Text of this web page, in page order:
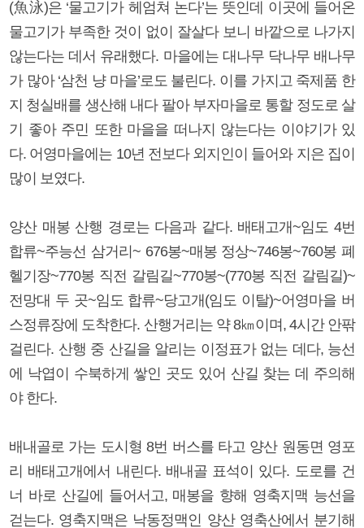
(魚泳)은 ‘물고기가 헤엄쳐 논다’는 뜻인데 이곳에 들어온
물고기가 부족한 것이 없이 잘살다 보니 바깥으로 나가지
않는다는 데서 유래했다. 마을에는 대나무 닥나무 배나무
가 많아 ‘삼천 냥 마을’로도 불린다. 이를 가지고 죽제품 한
지 청실배를 생산해 내다 팔아 부자마을로 통할 정도로 살
기 좋아 주민 또한 마을을 떠나지 않는다는 이야기가 있
다. 어영마을에는 10년 전보다 외지인이 들어와 지은 집이
많이 보였다.
양산 매봉 산행 경로는 다음과 같다. 배태고개~임도 4번
합류~주능선 삼거리~ 676봉~매봉 정상~746봉~760봉 폐
헬기장~770봉 직전 갈림길~770봉~(770봉 직전 갈림길)~
전망대 두 곳~임도 합류~당고개(임도 이탈)~어영마을 버
스정류장에 도착한다. 산행거리는 약 8㎞이며, 4시간 안팎
걸린다. 산행 중 산길을 알리는 이정표가 없는 데다, 능선
에 낙엽이 수북하게 쌓인 곳도 있어 산길 찾는 데 주의해
야 한다.
배내골로 가는 도시형 8번 버스를 타고 양산 원동면 영포
리 배태고개에서 내린다. 배내골 표석이 있다. 도로를 건
너 바로 산길에 들어서고, 매봉을 향해 영축지맥 능선을
걷는다. 영축지맥은 낙동정맥인 양산 영축산에서 분기해